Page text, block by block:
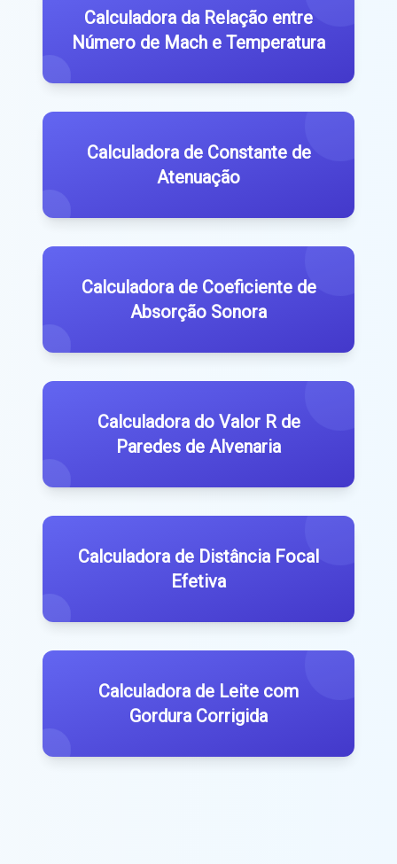
Calculadora da Relação entre
Número de Mach e Temperatura
Calculadora de Constante de
Atenuação
Calculadora de Coeficiente de
Absorção Sonora
Calculadora do Valor R de
Paredes de Alvenaria
Calculadora de Distância Focal
Efetiva
Calculadora de Leite com
Gordura Corrigida